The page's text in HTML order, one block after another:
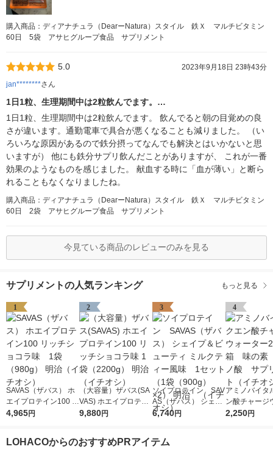
購入商品：ディアナチュラ（DearーNatura）スタイル 鉄Ｘ マルチビタミン
60日 5袋 アサヒグループ食品 サプリメント
5.0
2023年9月18日 23時43分
jan********さん
1日1粒、生理期間中は2粒飲んでます。…
1日1粒、生理期間中は2粒飲んでます。 飲んでると朝の目覚めの良
さが違います。通勤電車で具合が悪くなることも減りました。 （い
ろいろな原因があるので鉄分摂ってなんでも解決とはいかないと思
いますが） 他にも鉄分サプリ飲んだことがありますが、 これが一番
効果のようなものを感じました。 献血する時に「血が薄い」と断ら
れることもなくなりましたね。
購入商品：ディアナチュラ（DearーNatura）スタイル 鉄Ｘ マルチビタミン
60日 2袋 アサヒグループ食品 サプリメント
今見ている商品のレビューのみを見る
サプリメントの人気ランキング もっと見る
1
SAVAS（ザバス） ホ
エイプロテイン100 リ
ッチショコラ味 1袋
4,965円
2
（大容量）ザバス(SA
VAS) ホエイプロテイ
ン100 リッチショコラ
9,880円
3
ソイプロテイン SAV
AS（ザバス） シェイ
プ＆ビューティ ミル
2） 明治 （イチオ
6,740円
4
アミノバイタ
ン酸チャージ
ー24本入箱
2,250円
LOHACOからのおすすめPRアイテム